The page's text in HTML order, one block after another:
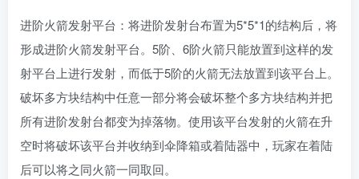
进阶火箭发射平台：将进阶发射台布置为5*5*1的结构后，将
形成进阶火箭发射平台。5阶、6阶火箭只能放置到这样的发
射平台上进行发射，而低于5阶的火箭无法放置到该平台上。
破坏多方块结构中任意一部分将会破坏整个多方块结构并把
所有进阶发射台都变为掉落物。使用该平台发射的火箭在升
空时将破坏该平台并收纳到伞降箱或着陆器中，玩家在着陆
后可以将之同火箭一同取回。